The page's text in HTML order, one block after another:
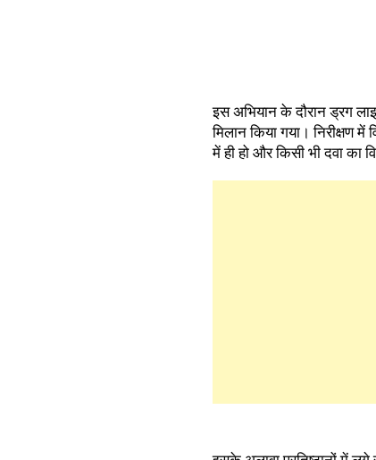
इस अभियान के दौरान ड्रग
मिलान किया गया। निरीक्षण
में ही हो और किसी भी दवा का